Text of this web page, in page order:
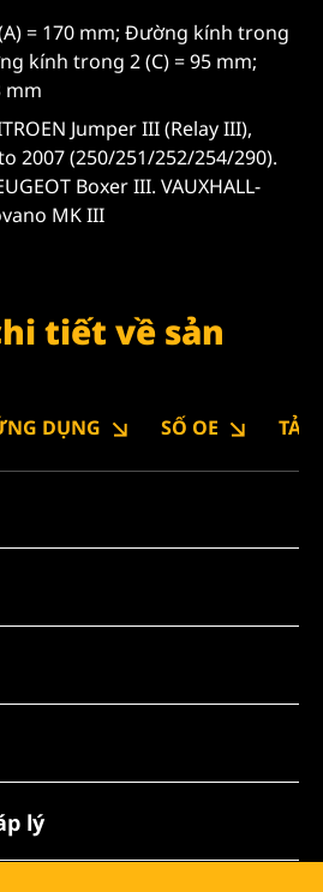
= 170 mm; Đường kính trong
kính trong 2 (C) = 95 mm;
mm
Jumper III (Relay III),
2007 (250/251/252/254/290).
Boxer III. VAUXHALL-
MK III
tiết về sản
DỤNG SỐ OE TẢI
lý